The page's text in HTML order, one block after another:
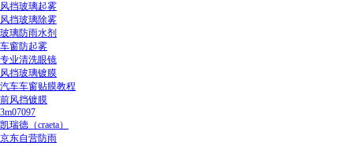
风挡玻璃起雾
风挡玻璃除雾
玻璃防雨水剂
车窗防起雾
专业清洗眼镜
风挡玻璃镀膜
汽车车窗贴膜教程
前风挡镀膜
3m07097
凯瑞德（craeta）
京东自营防雨